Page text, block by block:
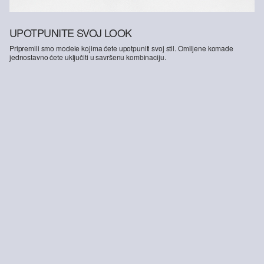
UPOTPUNITE SVOJ LOOK
Pripremili smo modele kojima ćete upotpuniti svoj stil. Omiljene komade
jednostavno ćete uključiti u savršenu kombinaciju.